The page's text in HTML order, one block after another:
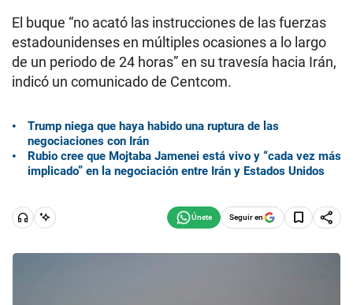
El buque “no acató las instrucciones de las fuerzas
estadounidenses en múltiples ocasiones a lo largo
de un periodo de 24 horas” en su travesía hacia Irán,
indicó un comunicado de Centcom.
Trump niega que haya habido una ruptura de las
negociaciones con Irán
Rubio cree que Mojtaba Jamenei está vivo y “cada vez más
implicado” en la negociación entre Irán y Estados Unidos
Seguir en